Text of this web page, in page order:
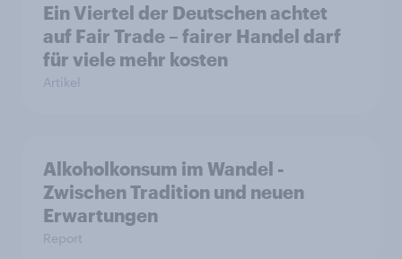
Ein Viertel der Deutschen achtet
auf Fair Trade – fairer Handel darf
für viele mehr kosten
Artikel
Alkoholkonsum im Wandel​ -
Zwischen Tradition und neuen
Erwartungen
Report